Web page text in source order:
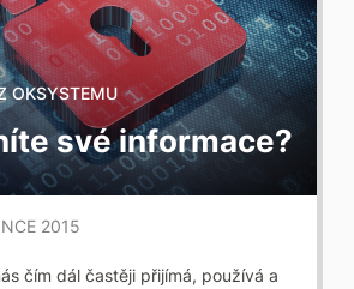
OKSYSTEMU
své informace?
2015
čím dál častěji přijímá, používá a